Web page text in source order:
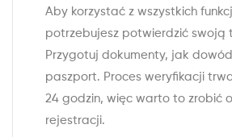
Aby korzystać z wszystkich
potrzebujesz potwierdzić swoją
Przygotuj dokumenty, jak
paszport. Proces weryfikacji
24 godzin, więc warto to zrobić
rejestracji.